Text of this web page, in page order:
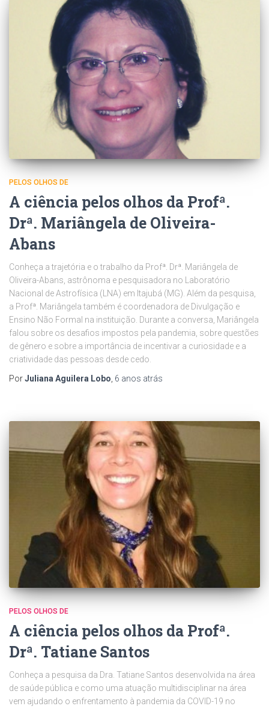
PELOS OLHOS DE
A ciência pelos olhos da Profª.
Drª. Mariângela de Oliveira-
Abans
Conheça a trajetória e o trabalho da Profª. Drª. Mariângela de
Oliveira-Abans, astrônoma e pesquisadora no Laboratório
Nacional de Astrofísica (LNA) em Itajubá (MG). Além da pesquisa,
a Profª. Mariângela também é coordenadora de Divulgação e
Ensino Não Formal na instituição. Durante a conversa, Mariângela
falou sobre os desafios impostos pela pandemia, sobre questões
de gênero e sobre a importância de incentivar a curiosidade e a
criatividade das pessoas desde cedo.
PorJuliana Aguilera Lobo 6 anos atrás
PELOS OLHOS DE
A ciência pelos olhos da Profª.
Drª. Tatiane Santos
Conheça a pesquisa da Dra. Tatiane Santos desenvolvida na área
de saúde pública e como uma atuação multidisciplinar na área
vem ajudando o enfrentamento à pandemia da COVID-19 no